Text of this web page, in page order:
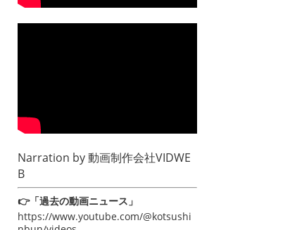
Narration by動画制作会社VIDWE
B
👉「過去の動画ニュース」
https://www.youtube.com/@kotsushi